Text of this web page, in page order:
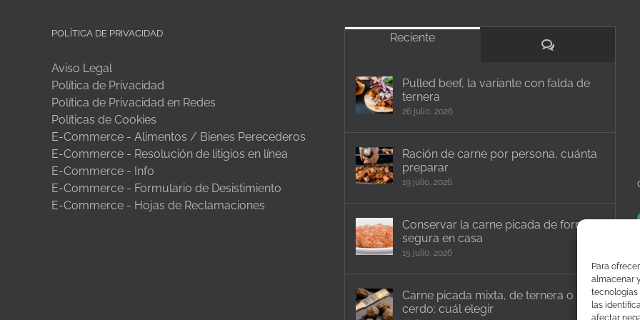
Para
almacenar
tecnologías
las
afectar
POLÍTICA DE PRIVACIDAD
Aviso Legal
Política de Privacidad
Política de Privacidad en Redes
Políticas de Cookies
E-Commerce - Alimentos / Bienes Perecederos
E-Commerce - Resolución de litigios en línea
E-Commerce - Info
E-Commerce - Formulario de Desistimiento
E-Commerce - Hojas de Reclamaciones
Reciente
Comentarios
Pulled beef, la variante con falda de
ternera
26 julio, 2026
Ración de carne por persona, cuánta
preparar
19 julio, 2026
Conservar la carne picada de forma
segura en casa
15 julio, 2026
Carne picada mixta, de ternera o
cerdo: cuál elegir